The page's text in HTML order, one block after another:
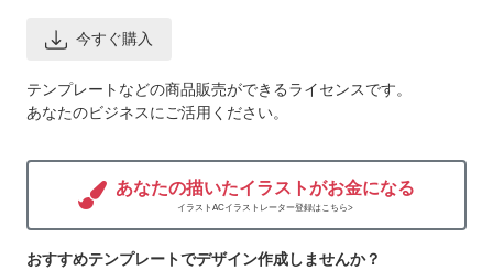
今すぐ購入
テンプレートなどの商品販売ができるライセンスです。
あなたのビジネスにご活用ください。
あなたの描いたイラストがお金になる
イラストACイラストレーター登録はこちら>
おすすめテンプレートでデザイン作成しませんか？